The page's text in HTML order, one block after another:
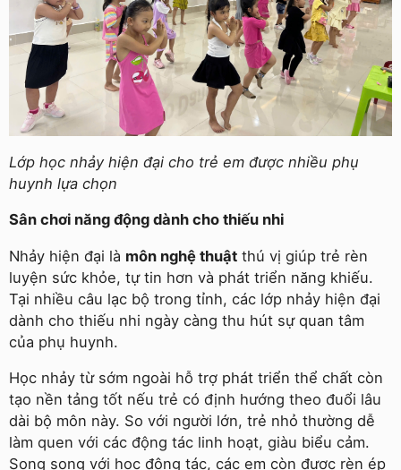
Lớp học nhảy hiện đại cho trẻ em được nhiều phụ
huynh lựa chọn
Sân chơi năng động dành cho thiếu nhi
Nhảy hiện đại là môn nghệ thuật thú vị giúp trẻ rèn
luyện sức khỏe, tự tin hơn và phát triển năng khiếu.
Tại nhiều câu lạc bộ trong tỉnh, các lớp nhảy hiện đại
dành cho thiếu nhi ngày càng thu hút sự quan tâm
của phụ huynh.
Học nhảy từ sớm ngoài hỗ trợ phát triển thể chất còn
tạo nền tảng tốt nếu trẻ có định hướng theo đuổi lâu
dài bộ môn này. So với người lớn, trẻ nhỏ thường dễ
làm quen với các động tác linh hoạt, giàu biểu cảm.
Song song với học động tác, các em còn được rèn ép